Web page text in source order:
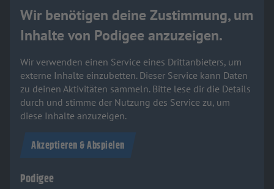
Wir benötigen deine Zustimmung, um
Inhalte von Podigee anzuzeigen.
Wir verwenden einen Service eines Drittanbieters, um
externe Inhalte einzubetten. Dieser Service kann Daten
zu deinen Aktivitäten sammeln. Bitte lese dir die Details
durch und stimme der Nutzung des Service zu, um
diese Inhalte anzuzeigen.
Akzeptieren & Abspielen
Podigee